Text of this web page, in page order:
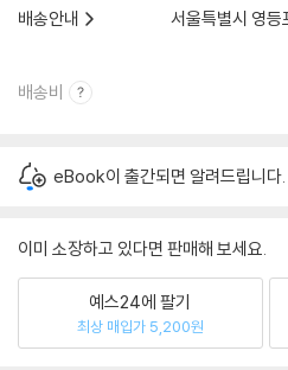
배송안내
서울특별시 영등
배송비
eBook이 출간되면 알려드립니다.
이미 소장하고 있다면 판매해 보세요.
예스24에 팔기
최상 매입가 5,200원